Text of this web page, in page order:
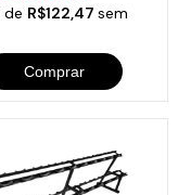
de R$122,47 sem
Comprar